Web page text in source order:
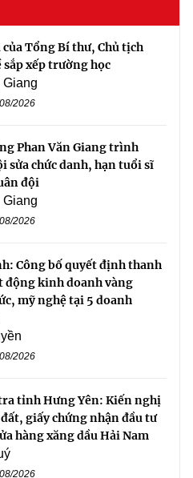
của Tổng Bí thư, Chủ tịch
sắp xếp trường học
2026
Phan Văn Giang trình
sửa chức danh, hạn tuổi sĩ
đội
2026
Công bố quyết định thanh
động kinh doanh vàng
mỹ nghệ tại 5 doanh
2026
tỉnh Hưng Yên: Kiến nghị
giấy chứng nhận đầu tư
hàng xăng dầu Hải Nam
2026